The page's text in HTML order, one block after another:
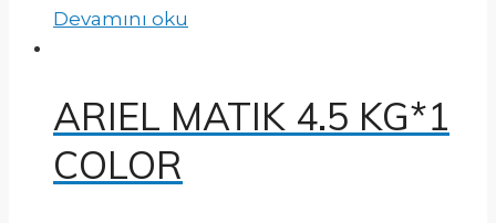
Devamını oku
ARIEL MATIK 4.5 KG*1
COLOR